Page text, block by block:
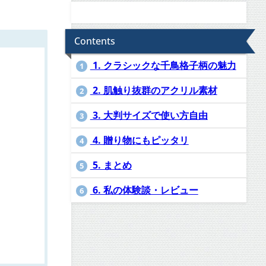
Contents
1 1. クラシックな千鳥格子柄の魅力
2 2. 肌触り抜群のアクリル素材
3 3. 大判サイズで使い方自由
4 4. 贈り物にもピッタリ
5 5. まとめ
6 6. 私の体験談・レビュー